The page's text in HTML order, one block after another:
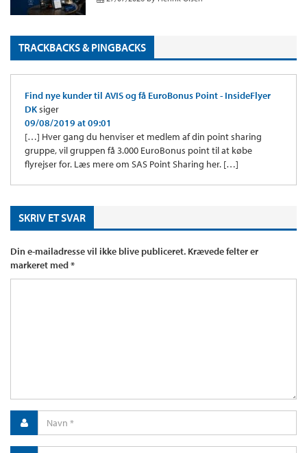
TRACKBACKS & PINGBACKS
Find nye kunder til AVIS og få EuroBonus Point - InsideFlyer
DKsiger
09/08/2019 at 09:01
[…] Hver gang du henviser et medlem af din point sharing
gruppe, vil gruppen få 3.000 EuroBonus point til at købe
flyrejser for. Læs mere om SAS Point Sharing her. […]
SKRIV ET SVAR
Din e-mailadresse vil ikke blive publiceret. Krævede felter er
markeret med*